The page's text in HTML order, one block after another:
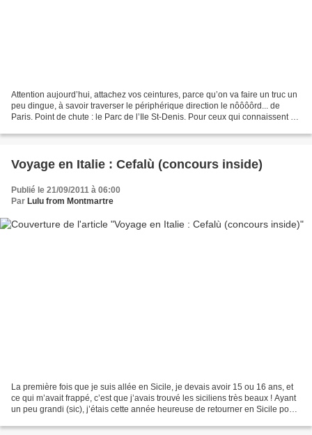
Attention aujourd’hui, attachez vos ceintures, parce qu’on va faire un truc un
peu dingue, à savoir traverser le périphérique direction le nôôôôrd... de
Paris. Point de chute : le Parc de l’Ile St-Denis. Pour ceux qui connaissent un
Voyage en Italie : Cefalù (concours inside)
Publié le 21/09/2011 à 06:00
Par Lulu from Montmartre
La première fois que je suis allée en Sicile, je devais avoir 15 ou 16 ans, et
ce qui m’avait frappé, c’est que j’avais trouvé les siciliens très beaux ! Ayant
un peu grandi (sic), j’étais cette année heureuse de retourner en Sicile pour